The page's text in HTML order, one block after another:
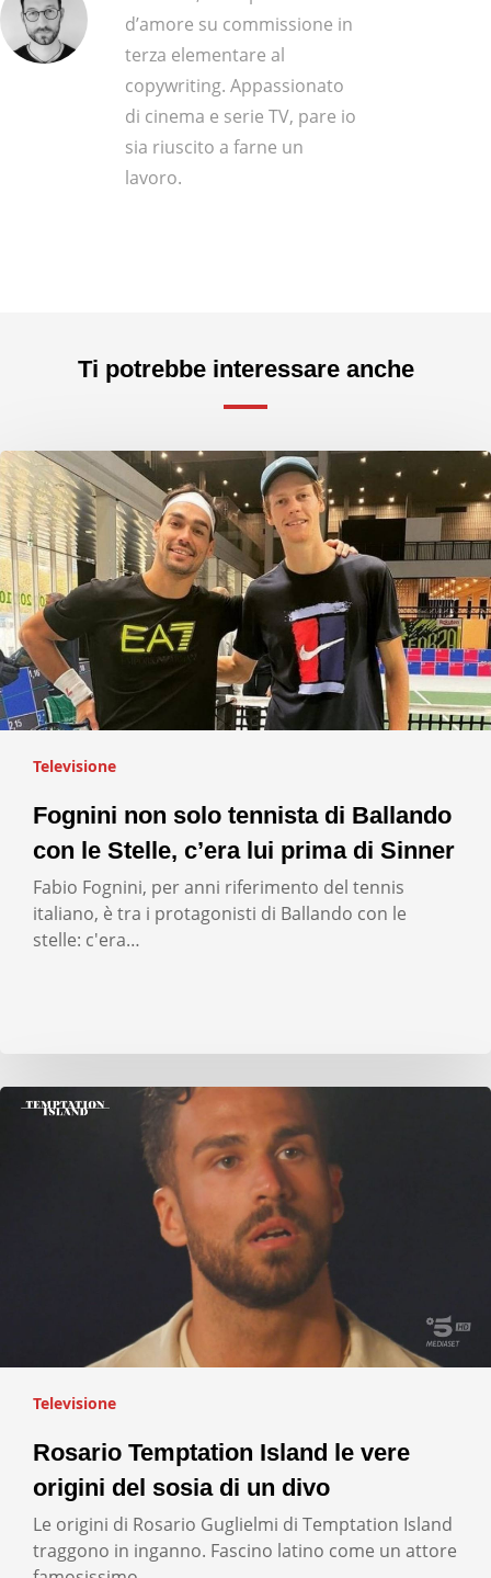
d’amore su commissione in
terza elementare al
copywriting. Appassionato
di cinema e serie TV, pare io
sia riuscito a farne un
lavoro.
Ti potrebbe interessare anche
Televisione
Fognini non solo tennista di Ballando
con le Stelle, c’era lui prima di Sinner
Fabio Fognini, per anni riferimento del tennis
italiano, è tra i protagonisti di Ballando con le
stelle: c'era…
Televisione
Rosario Temptation Island le vere
origini del sosia di un divo
Le origini di Rosario Guglielmi di Temptation Island
traggono in inganno. Fascino latino come un attore